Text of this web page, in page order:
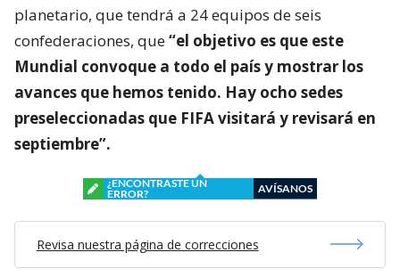
planetario, que tendrá a 24 equipos de seis
confederaciones, que“el objetivo es que este
Mundial convoque a todo el país y mostrar los
avances que hemos tenido. Hay ocho sedes
preseleccionadas que FIFA visitará y revisará en
septiembre”.
¿ENCONTRASTE UN
ERROR?
AVÍSANOS
Revisa nuestra página de correcciones